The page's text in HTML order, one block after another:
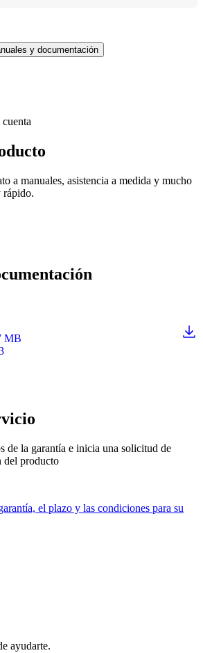
y documentación
a manuales, asistencia a medida y mucho
rápido.
MB
de la garantía e inicia una solicitud de
del producto
el plazo y las condiciones para su
ayudarte.